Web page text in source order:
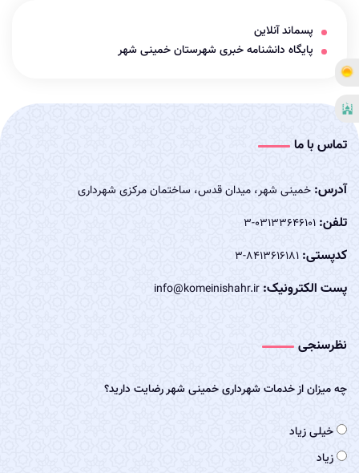
پسماند آنلاین
پایگاه دانشنامه خبری شهرستان خمینی شهر
تماس با ما
آدرس: خمینی شهر، میدان قدس، ساختمان مرکزی شهرداری
تلفن: 03133646101-3
کدپستی: 8413616181-3
پست الکترونیک: info@komeinishahr.ir
نظرسنجی
چه میزان از خدمات شهرداری خمینی شهر رضایت دارید؟
خیلی زیاد
زیاد